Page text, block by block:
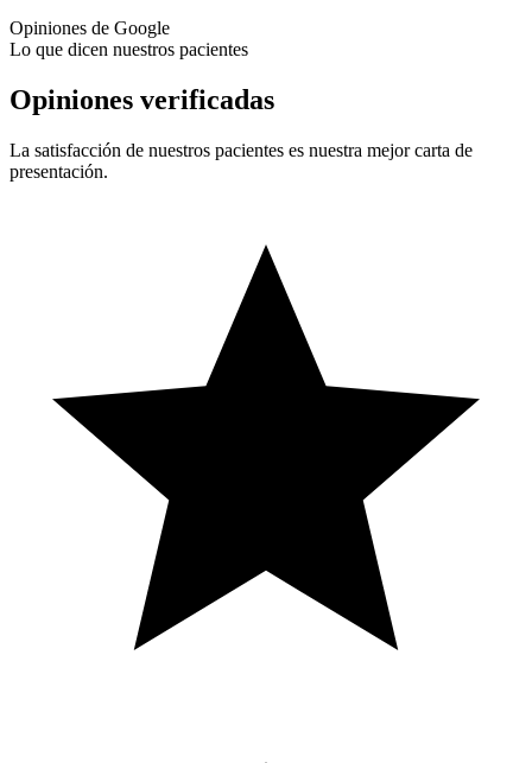
Opiniones de Google
Lo que dicen nuestros pacientes
Opiniones verificadas
La satisfacción de nuestros pacientes es nuestra mejor carta de
presentación.